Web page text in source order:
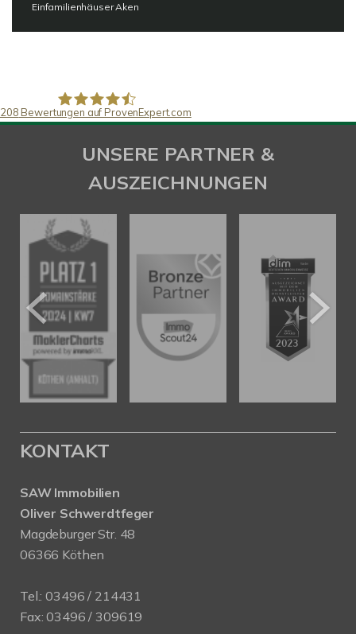
Einfamilienhäuser Aken
SAW Immobilien
208 Bewertungen auf ProvenExpert.com
UNSERE PARTNER &
AUSZEICHNUNGEN
KONTAKT
SAW Immobilien
Oliver Schwerdtfeger
Magdeburger Str. 48
06366 Köthen
Tel.:03496 / 214431
Fax: 03496 / 309619